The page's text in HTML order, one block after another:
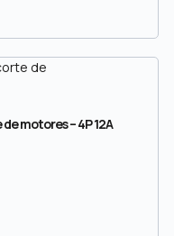
motores – 4P 12A